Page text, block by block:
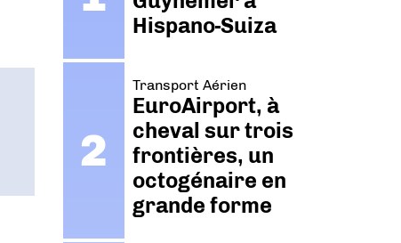
Hispano-Suiza
Transport Aérien
EuroAirport, à
cheval sur trois
frontières, un
octogénaire en
grande forme